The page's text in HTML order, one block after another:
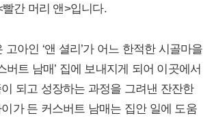
간 머리 앤>입니다.
아인 ‘앤 셜리’가 어느 한적한 시골마을
버트 남매’ 집에 보내지게 되어 이곳에서
되고 성장하는 과정을 그려낸 잔잔한
가 든 커스버트 남매는 집안 일에 도움